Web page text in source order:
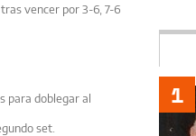
vencer por 3-6, 7-6
para doblegar al
set.
1